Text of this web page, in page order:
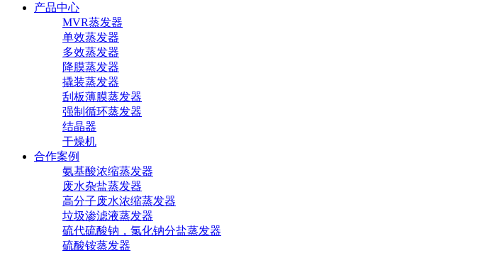
产品中心
MVR蒸发器
单效蒸发器
多效蒸发器
降膜蒸发器
撬装蒸发器
刮板薄膜蒸发器
强制循环蒸发器
结晶器
干燥机
合作案例
氨基酸浓缩蒸发器
废水杂盐蒸发器
高分子废水浓缩蒸发器
垃圾渗滤液蒸发器
硫代硫酸钠，氯化钠分盐蒸发器
硫酸铵蒸发器